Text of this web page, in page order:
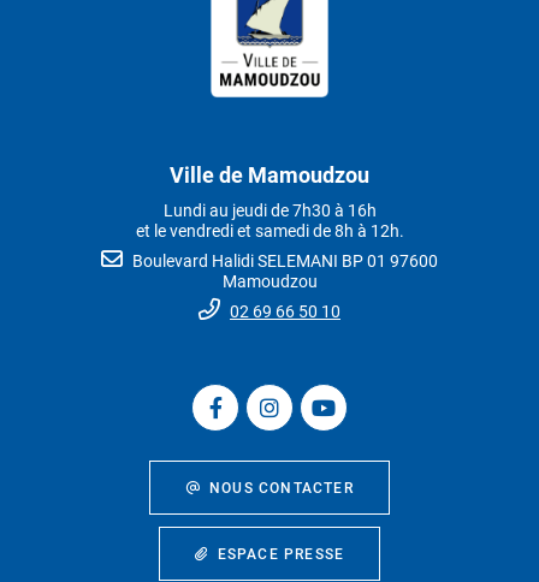
Ville de Mamoudzou
Lundi au jeudi de 7h30 à 16h
et le vendredi et samedi de 8h à 12h.
Boulevard Halidi SELEMANI BP 01 97600
Mamoudzou
02 69 66 50 10
NOUS CONTACTER
ESPACE PRESSE